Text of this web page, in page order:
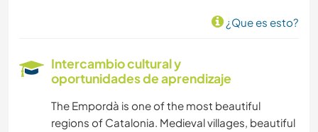
¿Que es esto?
Intercambio cultural y
oportunidades de aprendizaje
The Empordà is one of the most beautiful
regions of Catalonia. Medieval villages, beautiful